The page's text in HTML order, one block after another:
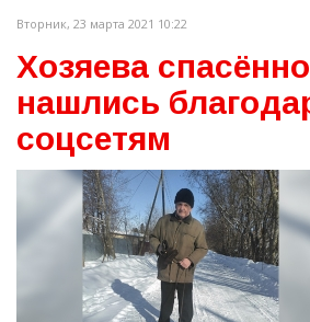
Вторник, 23 марта 2021 10:22
Хозяева
нашлись
соцсетям